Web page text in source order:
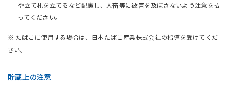
や立て札を立てるなど配慮し、人畜等に被害を及ぼさないよう注意を払
ってください。
※ たばこに使用する場合は、日本たばこ産業株式会社の指導を受けてくだ
さい。
貯蔵上の注意